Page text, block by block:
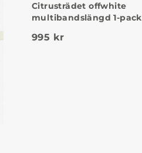
Citrusträdet offwhite
multibandslängd 1-pack
995 kr